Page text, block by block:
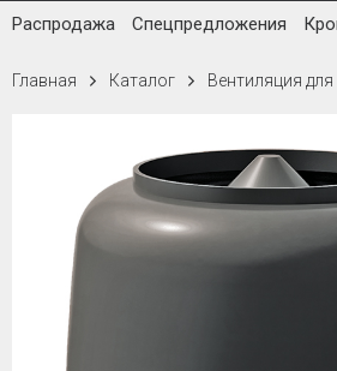
Распродажа Спецпредложения
Главная Каталог Вентиляция